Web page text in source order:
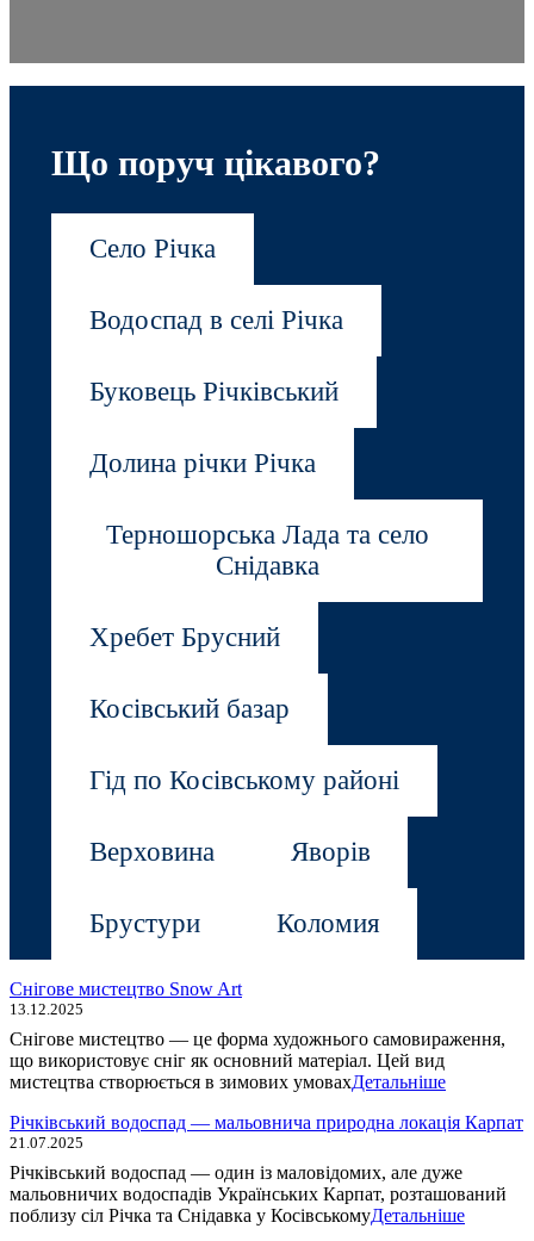
Що поруч цікавого?
Село Річка
Водоспад в селі Річка
Буковець Річківський
Долина річки Річка
Терношорська Лада та село
Снідавка
Хребет Брусний
Косівський базар
Гід по Косівському районі
Верховина Яворів
Брустури Коломия
Снігове мистецтво Snow Art
13.12.2025
Снігове мистецтво — це форма художнього самовираження,
що використовує сніг як основний матеріал. Цей вид
мистецтва створюється в зимових умовахДетальніше
Річківський водоспад — мальовнича природна локація Карпат
21.07.2025
Річківський водоспад — один із маловідомих, але дуже
мальовничих водоспадів Українських Карпат, розташований
поблизу сіл Річка та Снідавка у КосівськомуДетальніше